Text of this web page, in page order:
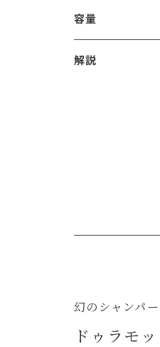
容量
解説
幻のシャンパ
ドゥラモ